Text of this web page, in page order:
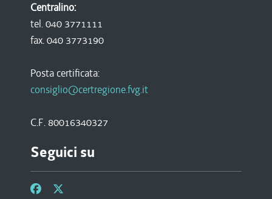
Centralino:
tel. 040 3771111
fax. 040 3773190
Posta certificata:
consiglio@certregione.fvg.it
C.F. 80016340327
Seguici su